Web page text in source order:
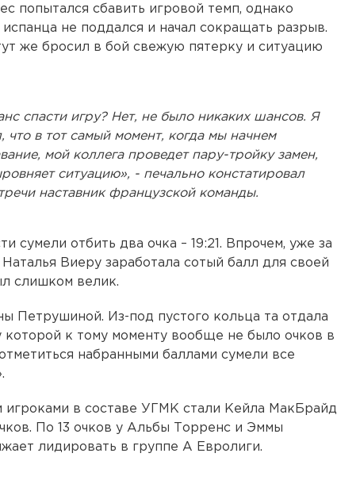
попытался сбавить игровой темп, однако
не поддался и начал сокращать разрыв.
же бросил в бой свежую пятерку и ситуацию
спасти игру? Нет, не было никаких шансов. Я
в тот самый момент, когда мы начнем
мой коллега проведет пару-тройку замен,
ситуацию», - печально констатировал
наставник французской команды.
сумели отбить два очка – 19:21. Впрочем, уже за
Виеру заработала сотый балл для своей
слишком велик.
Петрушиной. Из-под пустого кольца та отдала
к тому моменту вообще не было очков в
набранными баллами сумели все
игроками в составе УГМК стали Кейла МакБрайд
По 13 очков у Альбы Торренс и Эммы
лидировать в группе А Евролиги.